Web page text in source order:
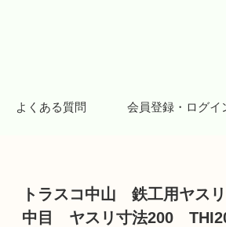
よくある質問 会員登録・ログイ
トラスコ中山 鉄工用ヤ
中目 ヤスリ寸法200